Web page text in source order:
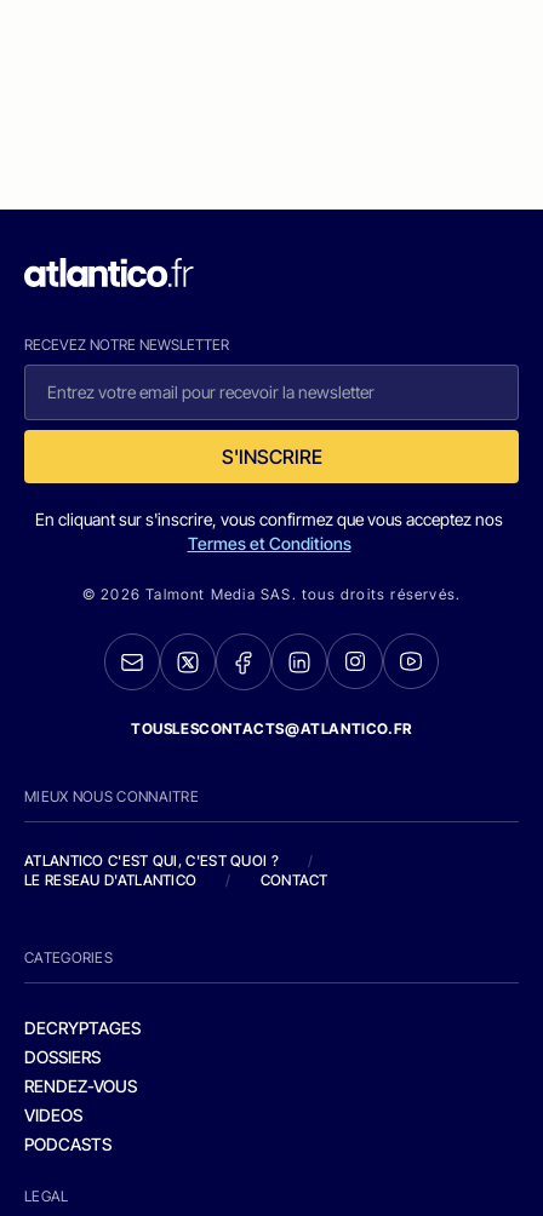
RECEVEZ NOTRE NEWSLETTER
S'INSCRIRE
En cliquant sur s'inscrire, vous confirmez que vous acceptez nos
Termes et Conditions
© 2026 Talmont Media SAS. tous droits réservés.
TOUSLESCONTACTS@ATLANTICO.FR
MIEUX NOUS CONNAITRE
ATLANTICO C'EST QUI, C'EST QUOI ?
/
LE RESEAU D'ATLANTICO
/ CONTACT
CATEGORIES
DECRYPTAGES
DOSSIERS
RENDEZ-VOUS
VIDEOS
PODCASTS
LEGAL